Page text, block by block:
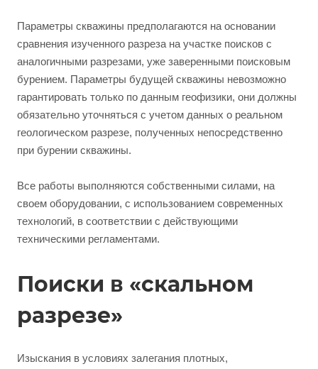
Параметры скважины предполагаются на основании
сравнения изученного разреза на участке поисков с
аналогичными разрезами, уже заверенными поисковым
бурением. Параметры будущей скважины невозможно
гарантировать только по данным геофизики, они должны
обязательно уточняться с учетом данных о реальном
геологическом разрезе, полученных непосредственно
при бурении скважины.
Все работы выполняются собственными силами, на
своем оборудовании, с использованием современных
технологий, в соответствии с действующими
техническими регламентами.
Поиски в «скальном
разрезе»
Изыскания в условиях залегания плотных,